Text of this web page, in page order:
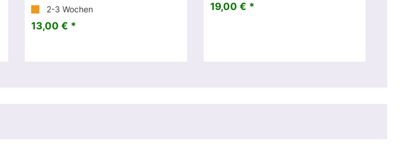
2-3 Wochen
13,00 € *
19,00 € *